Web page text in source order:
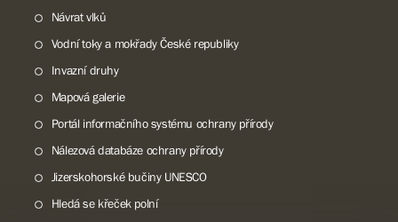
Návrat vlků
Vodní toky a mokřady České republiky
Invazní druhy
Mapová galerie
Portál informačního systému ochrany přírody
Nálezová databáze ochrany přírody
Jizerskohorské bučiny UNESCO
Hledá se křeček polní